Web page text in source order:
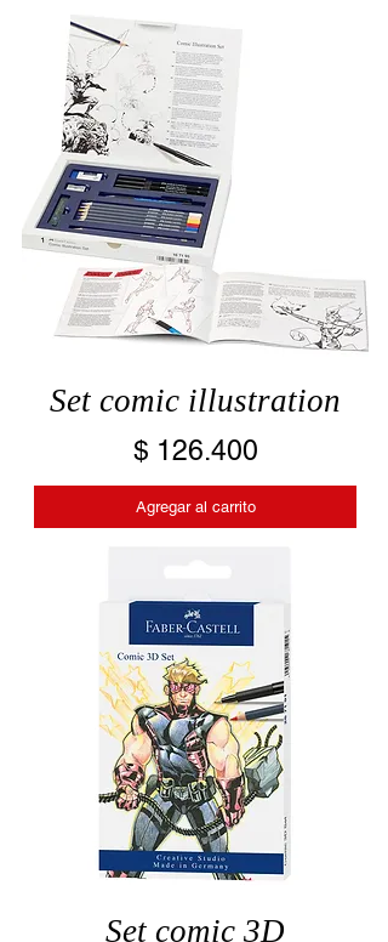
Set comic illustration
Precio
$ 126.400
Agregar al carrito
Set comic 3D